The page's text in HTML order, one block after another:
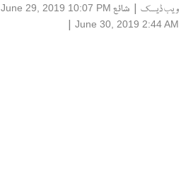
ویب ڈیسک | شائع June 29, 2019 10:07 PM
June 30, 2019 2:44 AM
|